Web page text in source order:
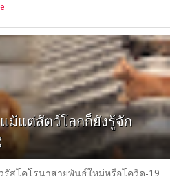
ม้แต่สัตว์โลกก็ยังรู้จัก
รัสโคโรนาสายพันธุ์ใหม่หรือโควิด-19